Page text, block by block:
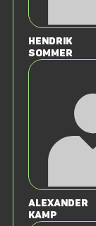
Hendrik
Sommer
Alexander
Kamp